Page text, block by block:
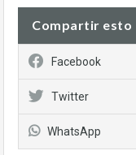
Compartir esto
Facebook
Twitter
WhatsApp